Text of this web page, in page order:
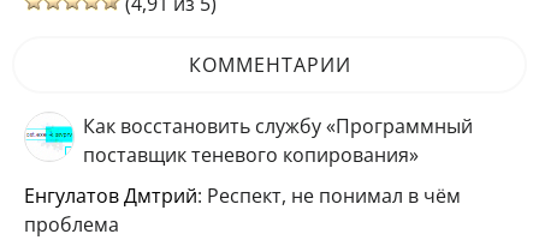
КОММЕНТАРИИ
Как восстановить службу «Программный
поставщик теневого копирования»
Енгулатов Дмтрий: Респект, не понимал в чём
проблема